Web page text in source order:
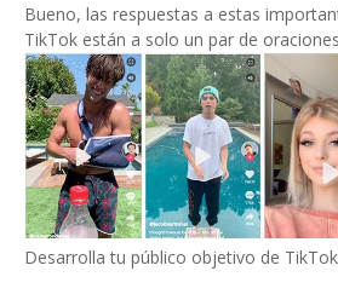
Bueno, las respuestas a estas
TikTok están a solo un par de
Desarrolla tu público objetivo de TikTok